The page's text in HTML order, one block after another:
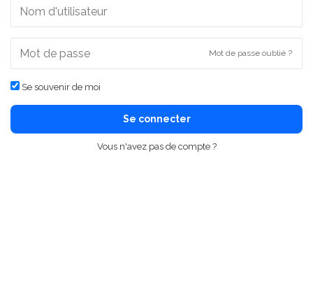
Mot de passe oublié ?
Se souvenir de moi
Se connecter
Vous n'avez pas de compte ?